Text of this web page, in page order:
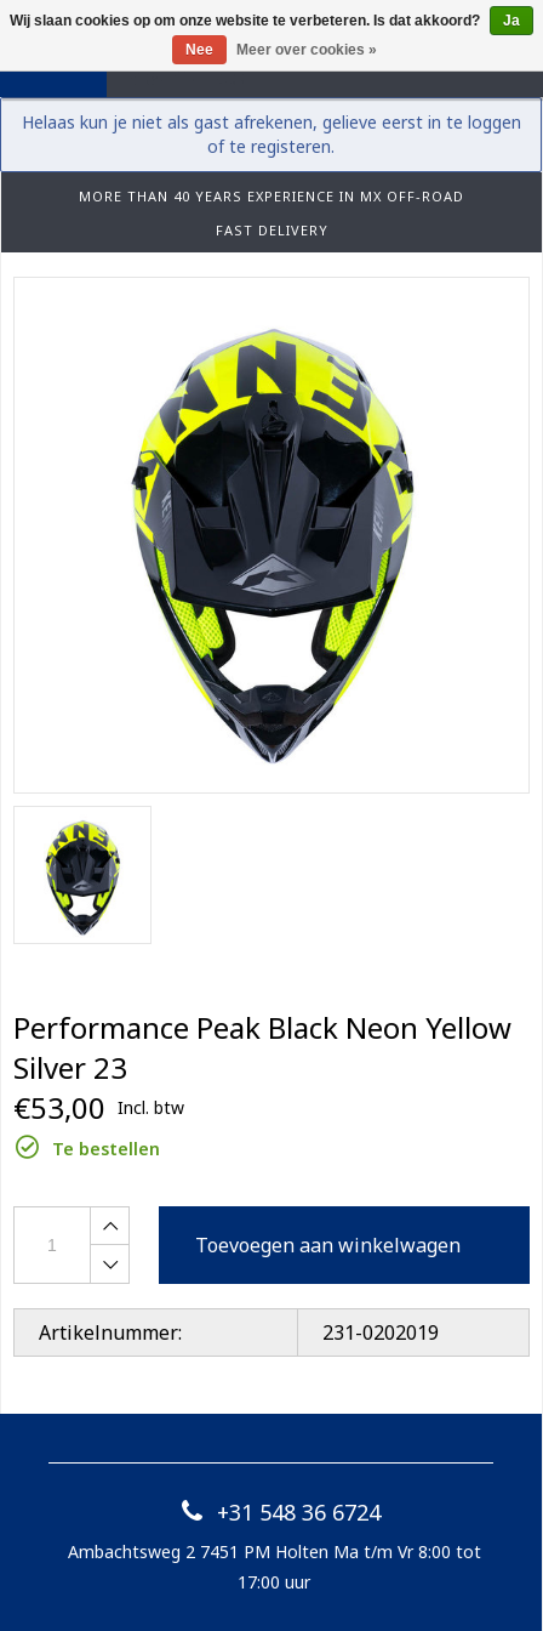
0
Helaas kun je niet als gast afrekenen, gelieve eerst in te loggen
of te registeren.
MORE THAN 40 YEARS EXPERIENCE IN MX OFF-ROAD
FAST DELIVERY
Performance Peak Black Neon Yellow
Silver 23
€53,00 Incl. btw
Te bestellen
Toevoegen aan winkelwagen
Artikelnummer: 231-0202019
+31 548 36 6724
Ambachtsweg 2 7451 PM Holten Ma t/m Vr 8:00 tot
17:00 uur
Wij slaan cookies op om onze website te verbeteren. Is dat akkoord?
Ja
Nee
Meer over cookies »